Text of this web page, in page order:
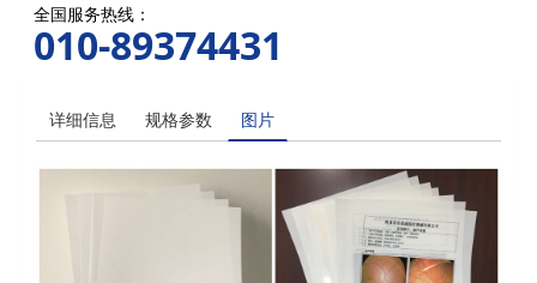
全国服务热线：
010-89374431
详细信息 规格参数 图片